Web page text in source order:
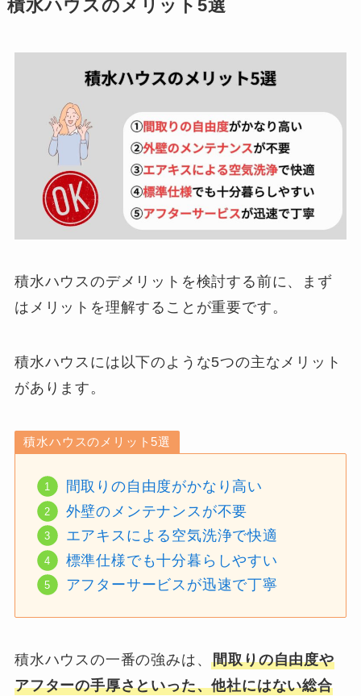
積水ハウスのメリット5選
積水ハウスのデメリットを検討する前に、まず
はメリットを理解することが重要です。
積水ハウスには以下のような5つの主なメリット
があります。
積水ハウスのメリット5選
間取りの自由度がかなり高い
外壁のメンテナンスが不要
エアキスによる空気洗浄で快適
標準仕様でも十分暮らしやすい
アフターサービスが迅速で丁寧
積水ハウスの一番の強みは、間取りの自由度や
アフターの手厚さといった、他社にはない総合